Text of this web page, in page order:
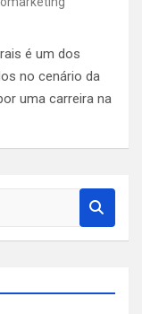
é um dos
no cenário da
uma carreira na